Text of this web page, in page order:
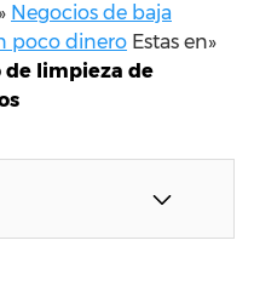
Negocios de baja
poco dinero Estas en»
de limpieza de